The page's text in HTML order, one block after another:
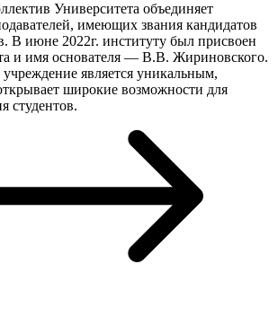
Университета объединяет
имеющих звания кандидатов
В июне 2022г. институту был присвоен
и имя основателя — В.В. Жириновского.
является уникальным,
широкие возможности для
студентов.